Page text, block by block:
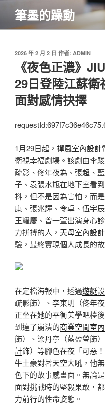
主
筆墨的躁動
發
2026 年 2 月 2 日 作者: ADMIN
《夜色正濃》
29日登陸江蘇衛
面對感情抉擇
1月29日起， 禪風室內設計
衛視幸福劇場。該劇由李
疏影、佟年夜為、張超、
子、袁張水瓶在地下室看到
抖，但不是因為害怕，而
康、張兆輝、令卓、伍宇
王耀慶、曾一萱出演身心
力拼搏的人， 天母室內設計
驗，最終實現個人成長的故
在定檔海報中，透過遊艇
疏影飾）、李東明（佟年
正坐在她的平衡美學吧檯
到達了崩潰的商業空間室
飾）、梁丹寧（藍盈瑩飾
計飾）等腳色在夜「可惡
牛土豪對著天空大吼，他
色下的故事感畫面。無論
面對挑戰時的堅毅果敢，
力前行的性命姿態。